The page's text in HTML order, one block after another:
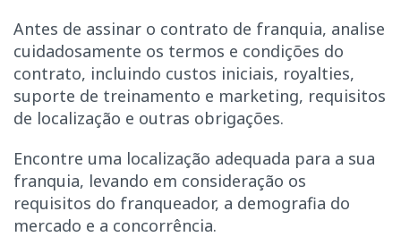
Antes de assinar o contrato de franquia, analise
cuidadosamente os termos e condições do
contrato, incluindo custos iniciais, royalties,
suporte de treinamento e marketing, requisitos
de localização e outras obrigações.
Encontre uma localização adequada para a sua
franquia, levando em consideração os
requisitos do franqueador, a demografia do
mercado e a concorrência.